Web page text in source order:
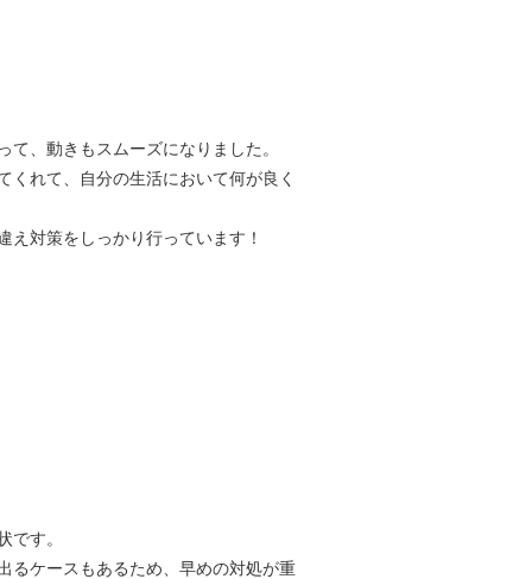
、動きもスムーズになりました。
れて、自分の生活において何が良く
対策をしっかり行っています！
です。
るケースもあるため、早めの対処が重